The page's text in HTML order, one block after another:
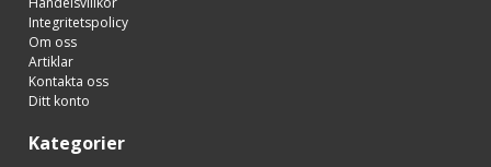
Integritetspolicy
Om oss
Artiklar
Kontakta oss
Ditt konto
Kategorier